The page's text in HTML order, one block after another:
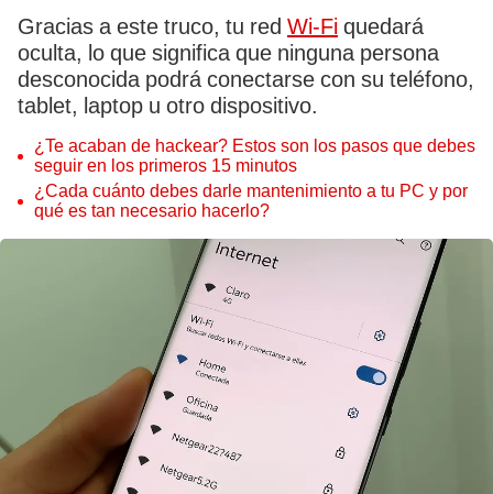
Gracias a este truco, tu red Wi-Fi quedará
oculta, lo que significa que ninguna persona
desconocida podrá conectarse con su teléfono,
tablet, laptop u otro dispositivo.
¿Te acaban de hackear? Estos son los pasos que debes
seguir en los primeros 15 minutos
¿Cada cuánto debes darle mantenimiento a tu PC y por
qué es tan necesario hacerlo?